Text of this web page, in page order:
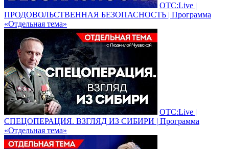
ОТС:Live |
ПРОДОВОЛЬСТВЕННАЯ БЕЗОПАСНОСТЬ | Программа
«Отдельная тема»
ОТС:Live |
СПЕЦОПЕРАЦИЯ. ВЗГЛЯД ИЗ СИБИРИ | Программа
«Отдельная тема»